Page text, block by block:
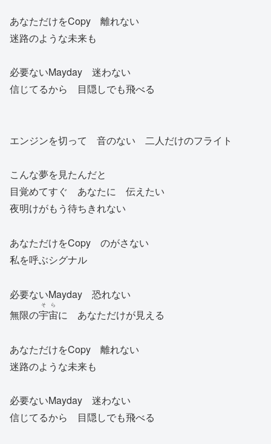
あなただけをCopy 離れない
迷路のような未来も
必要ないMayday 迷わない
信じてるから 目隠しでも飛べる
エンジンを切って 音のない 二人だけのフライト
こんな夢を見たんだと
目覚めてすぐ あなたに 伝えたい
夜明けがもう待ちきれない
あなただけをCopy のがさない
私を呼ぶシグナル
必要ないMayday 恐れない
無限の宇宙
そら
に あなただけが見える
あなただけをCopy 離れない
迷路のような未来も
必要ないMayday 迷わない
信じてるから 目隠しでも飛べる